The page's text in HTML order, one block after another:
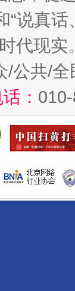
“说真
代现实
/公共/
：